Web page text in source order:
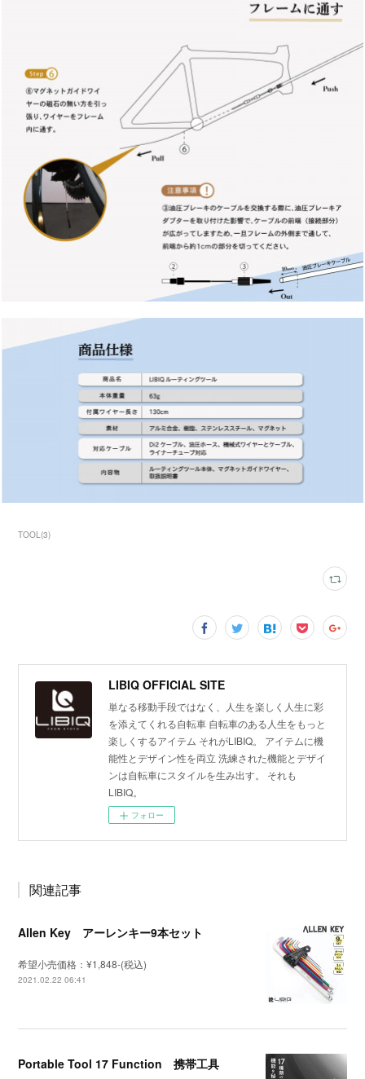
TOOL(3)
LIBIQ OFFICIAL SITE
単なる移動手段ではなく、人生を楽しく人生に彩
を添えてくれる自転車 自転車のある人生をもっと
楽しくするアイテム それがLIBIQ。 アイテムに機
能性とデザイン性を両立 洗練された機能とデザイ
ンは自転車にスタイルを生み出す。 それも
LIBIQ。
フォロー
関連記事
Allen Key アーレンキー9本セット
希望小売価格：¥1,848-(税込)
2021.02.22 06:41
Portable Tool 17 Function 携帯工具